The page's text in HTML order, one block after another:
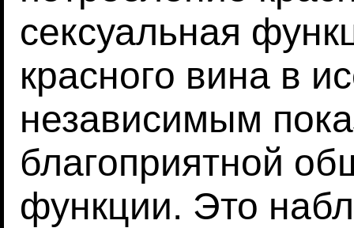
сексуальная
красного вина в
независимым
благоприятной
функции. Это